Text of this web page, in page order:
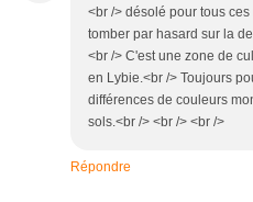
<br /> désolé pour tous
tomber par hasard sur la
<br /> C'est une zone de
en Lybie.<br /> Toujours
différences de couleurs
sols.<br /> <br /> <br />
Répondre